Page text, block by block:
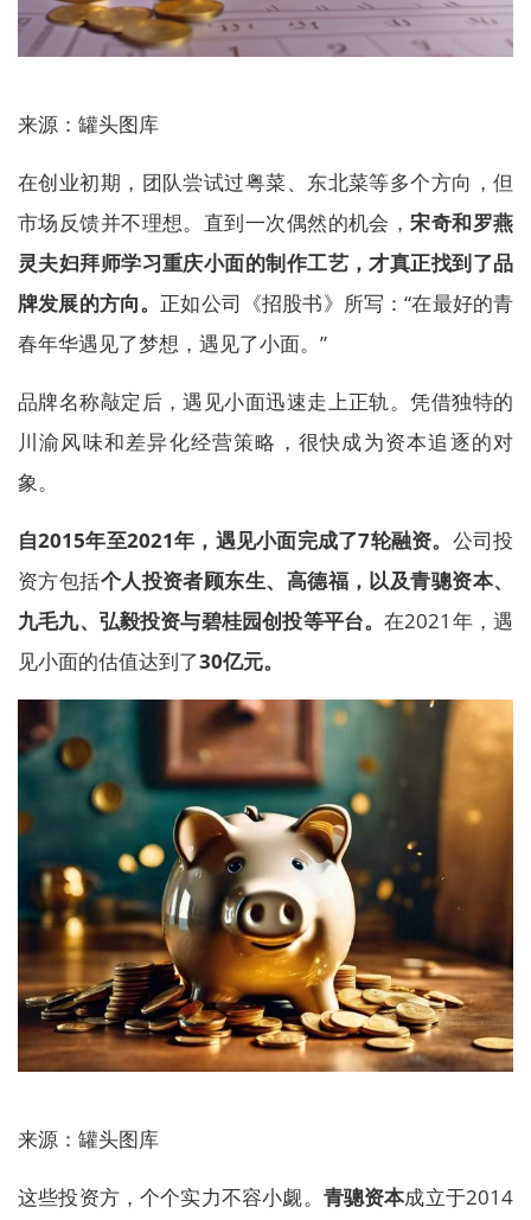
来源：罐头图库
在创业初期，团队尝试过粤菜、东北菜等多个方向，但
市场反馈并不理想。直到一次偶然的机会，宋奇和罗燕
灵夫妇拜师学习重庆小面的制作工艺，才真正找到了品
牌发展的方向。 正如公司《招股书》所写：“在最好的青
春年华遇见了梦想，遇见了小面。”
品牌名称敲定后，遇见小面迅速走上正轨。凭借独特的
川渝风味和差异化经营策略，很快成为资本追逐的对
象。
自2015年至2021年，遇见小面完成了7轮融资。 公司投
资方包括个人投资者顾东生、高德福，以及青骢资本、
九毛九、弘毅投资与碧桂园创投等平台。在2021年，遇
见小面的估值达到了30亿元。
来源：罐头图库
这些投资方，个个实力不容小觑。 青骢资本成立于2014